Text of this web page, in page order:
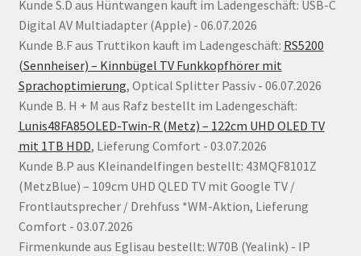
Kunde S.D aus Hüntwangen kauft im Ladengeschäft: USB-C
Digital AV Multiadapter (Apple) - 06.07.2026
Kunde B.F aus Truttikon kauft im Ladengeschäft: RS5200
(Sennheiser) – Kinnbügel TV Funkkopfhörer mit
Sprachoptimierung, Optical Splitter Passiv - 06.07.2026
Kunde B. H + M aus Rafz bestellt im Ladengeschäft:
Lunis48FA85OLED-Twin-R (Metz) – 122cm UHD OLED TV
mit 1TB HDD, Lieferung Comfort - 03.07.2026
Kunde B.P aus Kleinandelfingen bestellt: 43MQF8101Z
(MetzBlue) – 109cm UHD QLED TV mit Google TV /
Frontlautsprecher / Drehfuss *WM-Aktion, Lieferung
Comfort - 03.07.2026
Firmenkunde aus Eglisau bestellt: W70B (Yealink) - IP